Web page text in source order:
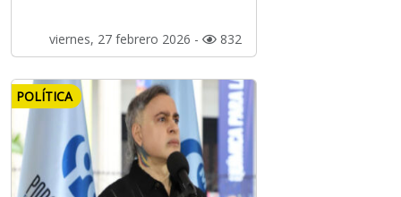
viernes, 27 febrero 2026 - 832
POLÍTICA